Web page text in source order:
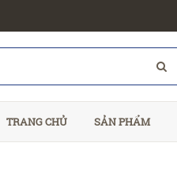
TRANG CHỦ SẢN PHẨM